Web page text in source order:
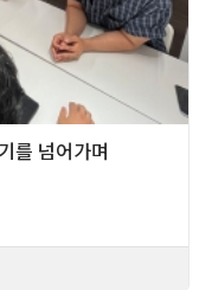
를 넘어가며